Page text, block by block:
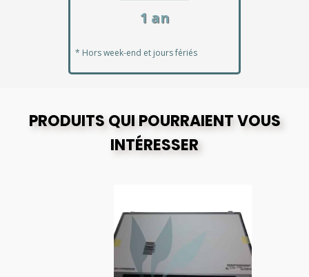
1 an
* Hors week-end et jours fériés
PRODUITS QUI POURRAIENT VOUS
INTÉRESSER